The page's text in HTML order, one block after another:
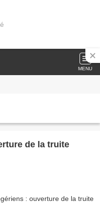
MENU
de la truite